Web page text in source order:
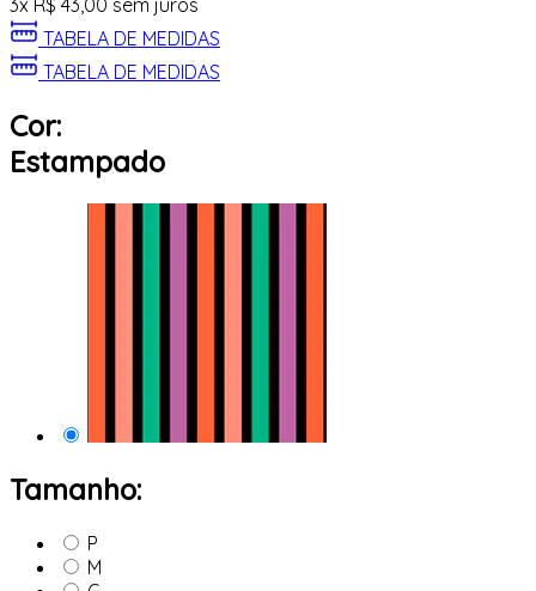
3x R$ 43,00 sem juros
TABELA DE MEDIDAS
TABELA DE MEDIDAS
Cor:
Estampado
Tamanho:
P
M